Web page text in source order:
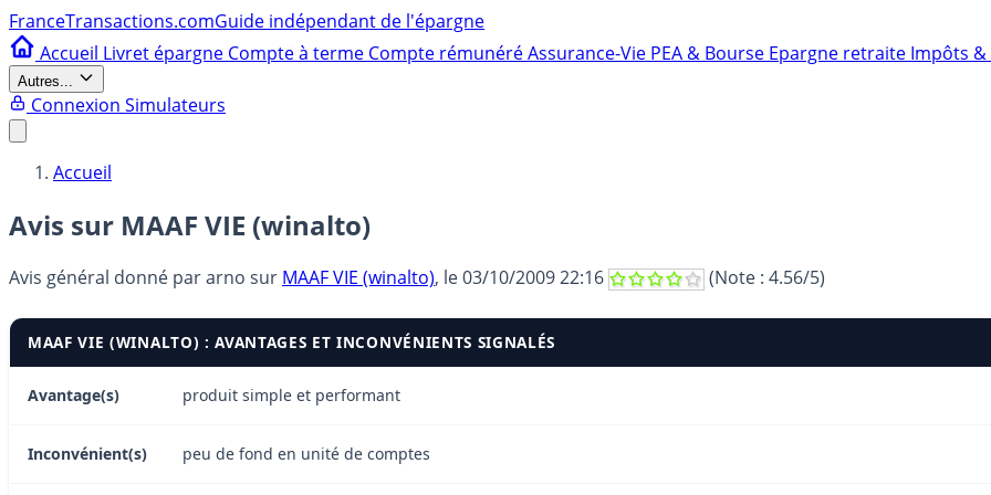
FranceTransactions.comGuide indépendant de l'épargne
Accueil Livret épargne Compte à terme Compte rémunéréAssurance-Vie PEA & Bourse Epargne retraite Impôts &
Autres...
Connexion Simulateurs
Accueil
Avis sur MAAF VIE (winalto)
Avis général donné pararno sur MAAF VIE (winalto), le03/10/2009 22:16 (Note : 4.56/5)
MAAF VIE (WINALTO) : AVANTAGES ET INCONVÉNIENTS SIGNALÉS
Avantage(s) produit simple et performant
Inconvénient(s) peu de fond en unité de comptes